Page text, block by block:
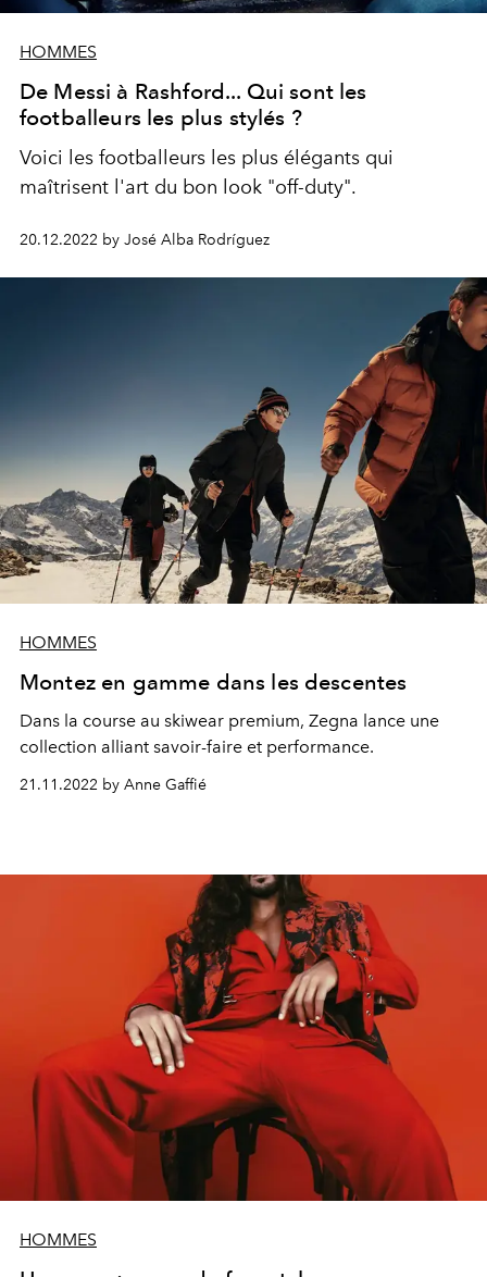
HOMMES
De Messi à Rashford... Qui sont les
footballeurs les plus stylés ?
Voici les footballeurs les plus élégants qui
maîtrisent l'art du bon look "off-duty".
20.12.2022 by José Alba Rodríguez
HOMMES
Montez en gamme dans les descentes
Dans la course au skiwear premium, Zegna lance une
collection alliant savoir-faire et performance.
21.11.2022 by Anne Gaffié
HOMMES